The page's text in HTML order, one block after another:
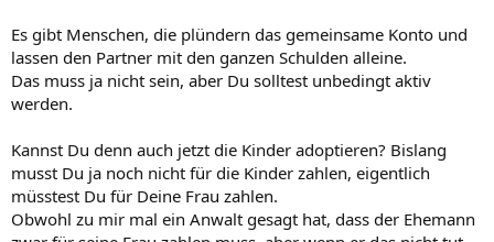
Es gibt Menschen, die plündern das gemeinsame Konto und
lassen den Partner mit den ganzen Schulden alleine.
Das muss ja nicht sein, aber Du solltest unbedingt aktiv
werden.
Kannst Du denn auch jetzt die Kinder adoptieren? Bislang
musst Du ja noch nicht für die Kinder zahlen, eigentlich
müsstest Du für Deine Frau zahlen.
Obwohl zu mir mal ein Anwalt gesagt hat, dass der Ehemann